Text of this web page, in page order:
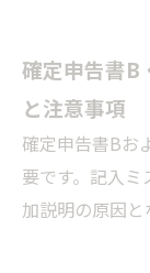
確定申告書B
と注意事項
確定申告書Bお
要です。記入
加説明の原因と